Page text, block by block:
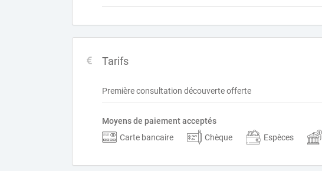
Tarifs
Première consultation découverte offerte
Moyens de paiement acceptés
Carte bancaire
Chèque Espèces